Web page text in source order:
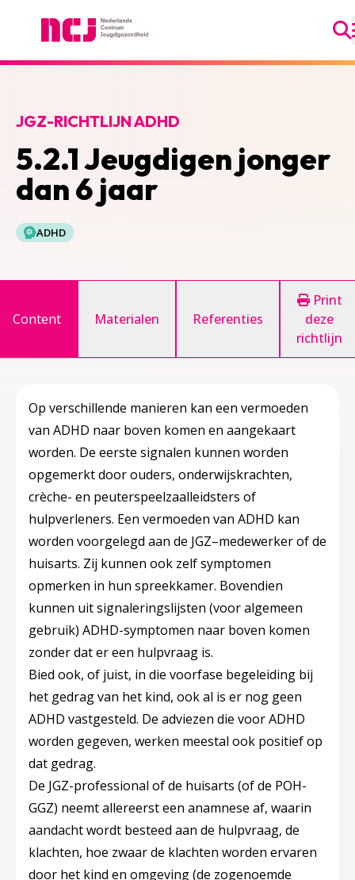
5.2.1 Jeugdigen jonger
dan 6 jaar
JGZ-RICHTLIJN ADHD
ADHD
Content Materialen Referenties
Print
deze
richtlijn
Op verschillende manieren kan een vermoeden
van ADHD naar boven komen en aangekaart
worden. De eerste signalen kunnen worden
opgemerkt door ouders, onderwijskrachten,
crèche- en peuterspeelzaalleidsters of
hulpverleners. Een vermoeden van ADHD kan
worden voorgelegd aan de JGZ–medewerker of de
huisarts. Zij kunnen ook zelf symptomen
opmerken in hun spreekkamer. Bovendien
kunnen uit signaleringslijsten (voor algemeen
gebruik) ADHD-symptomen naar boven komen
zonder dat er een hulpvraag is.
Bied ook, of juist, in die voorfase begeleiding bij
het gedrag van het kind, ook al is er nog geen
ADHD vastgesteld. De adviezen die voor ADHD
worden gegeven, werken meestal ook positief op
dat gedrag.
De JGZ-professional of de huisarts (of de POH-
GGZ) neemt allereerst een anamnese af, waarin
aandacht wordt besteed aan de hulpvraag, de
klachten, hoe zwaar de klachten worden ervaren
door het kind en omgeving (de zogenoemde